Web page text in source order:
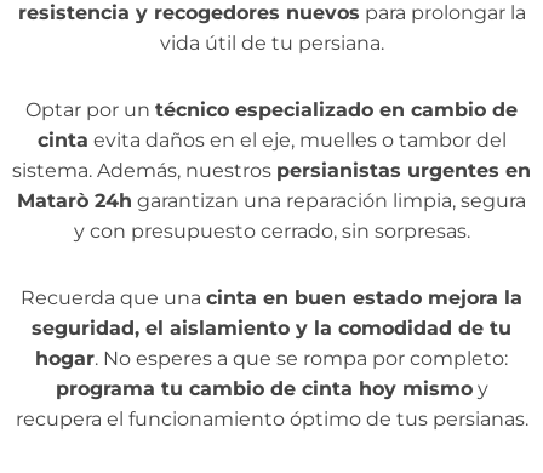
resistencia y recogedores nuevos para prolongar la
vida útil de tu persiana.
Optar por un técnico especializado en cambio de
cinta evita daños en el eje, muelles o tambor del
sistema. Además, nuestros persianistas urgentes en
Matarò 24h garantizan una reparación limpia, segura
y con presupuesto cerrado, sin sorpresas.
Recuerda que una cinta en buen estado mejora la
seguridad, el aislamiento y la comodidad de tu
hogar. No esperes a que se rompa por completo:
programa tu cambio de cinta hoy mismoy
recupera el funcionamiento óptimo de tus persianas.